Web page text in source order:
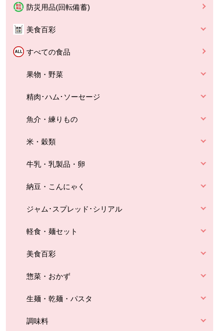
防災用品(回転備蓄)
美食百彩
すべての食品
果物・野菜
精肉･ハム･ソーセージ
魚介・練りもの
米・穀類
牛乳・乳製品・卵
納豆・こんにゃく
ジャム･スプレッド･シリアル
軽食・麺セット
美食百彩
惣菜・おかず
生麺・乾麺・パスタ
調味料